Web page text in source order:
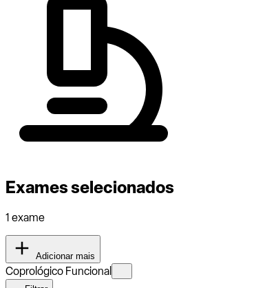
Exames selecionados
1 exame
Adicionar mais
Coprológico Funcional